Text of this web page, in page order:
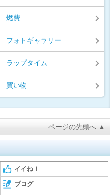
燃費
フォトギャラリー
ラップタイム
買い物
ページの先頭へ ▲
イイね！
ブログ